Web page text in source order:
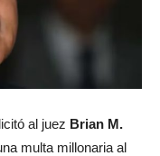
al juez Brian M.
multa millonaria al